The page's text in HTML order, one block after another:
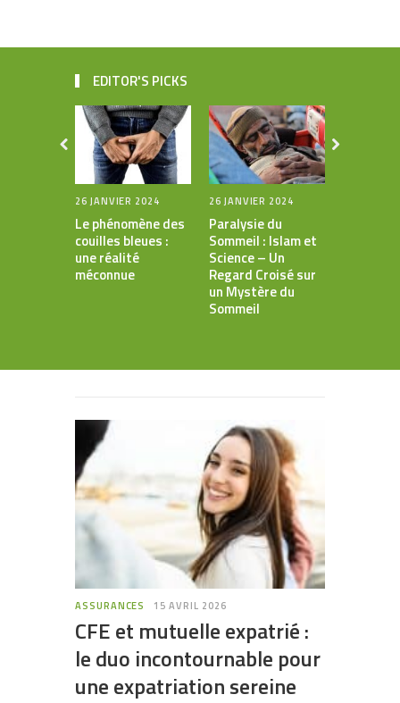
EDITOR'S PICKS
26 JANVIER 2024
Le phénomène des
couilles bleues :
une réalité
méconnue
26 JANVIER 2024
Paralysie du
Sommeil : Islam et
Science – Un
Regard Croisé sur
un Mystère du
Sommeil
ASSURANCES 15 AVRIL 2026
CFE et mutuelle expatrié :
le duo incontournable pour
une expatriation sereine